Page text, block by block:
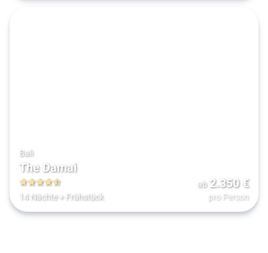
Bali
The Damai
14 Nächte+ Frühstück
ab 2.350€
pro Person